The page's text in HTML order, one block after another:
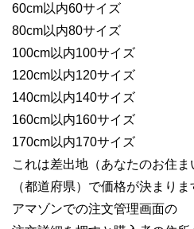
60cm以内60サイズ
80cm以内80サイズ
100cm以内100サイズ
120cm以内120サイズ
140cm以内140サイズ
160cm以内160サイズ
170cm以内170サイズ
これは差出地（あなたのお住ま
（都道府県）で価格が決まりま
アマゾンでの注文管理画面の